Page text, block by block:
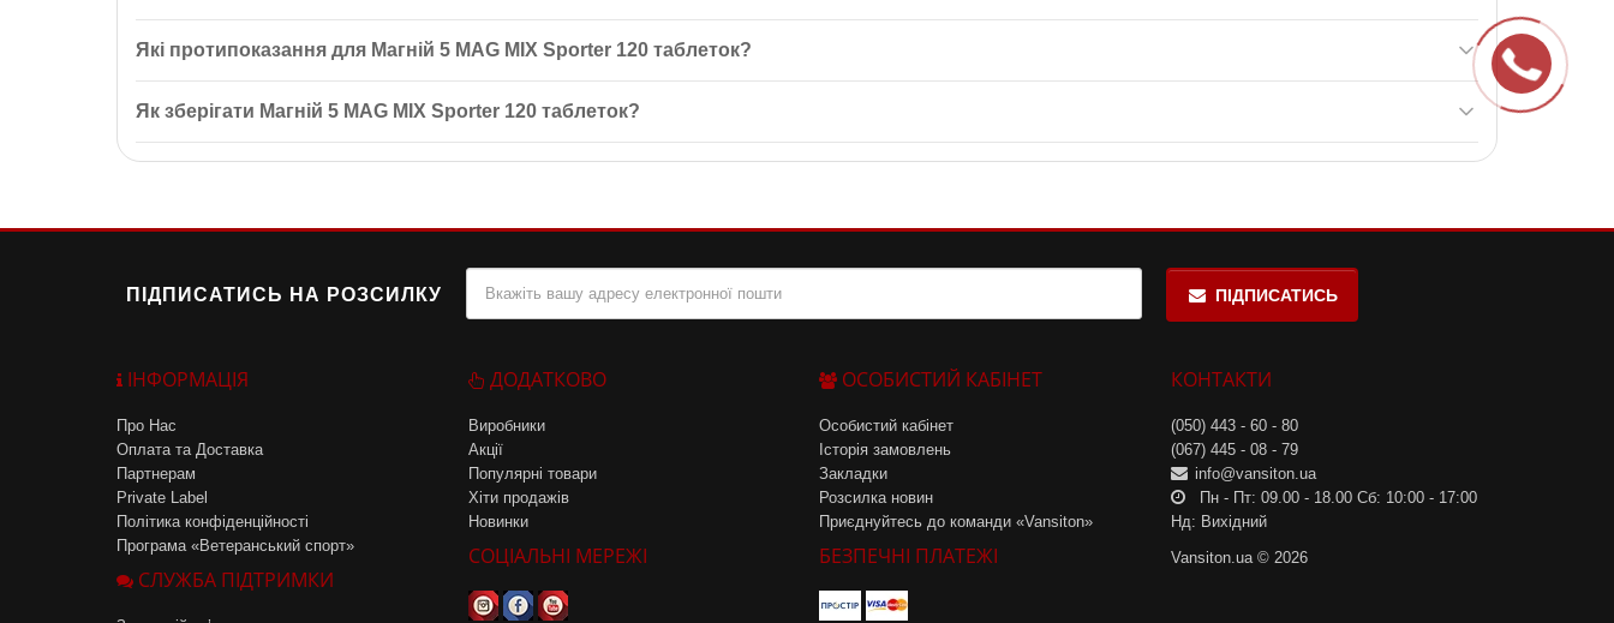
Які протипоказання для Магній 5 MAG MIX Sporter 120 таблеток?
Як зберігати Магній 5 MAG MIX Sporter 120 таблеток?
ПІДПИСАТИСЬ НА РОЗСИЛКУ ПІДПИСАТИСЬ
ІНФОРМАЦІЯ
Про Нас
Оплата та Доставка
Партнерам
Private Label
Політика конфіденційності
Програма «Ветеранський спорт»
СЛУЖБА ПІДТРИМКИ
ДОДАТКОВО
Виробники
Акції
Популярні товари
Хіти продажів
Новинки
СОЦІАЛЬНІ МЕРЕЖІ
ОСОБИСТИЙ КАБІНЕТ
Особистий кабінет
Історія замовлень
Закладки
Розсилка новин
Приєднуйтесь до команди «Vansiton»
БЕЗПЕЧНІ ПЛАТЕЖІ
КОНТАКТИ
(050) 443 - 60 - 80
(067) 445 - 08 - 79
info@vansiton.ua
Пн - Пт: 09.00 - 18.00 Сб: 10:00 - 17:00
Нд: Вихідний
Vansiton.ua © 2026